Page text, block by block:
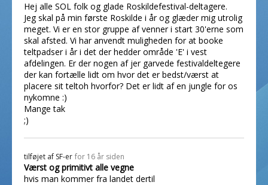
Hej alle SOL folk og glade Roskildefestival-deltagere.
Jeg skal på min første Roskilde i år og glæder mig utrolig
meget. Vi er en stor gruppe af venner i start 30'erne som
skal afsted. Vi har anvendt muligheden for at booke
teltpadser i år i det der hedder område 'E' i vest
afdelingen. Er der nogen af jer garvede festivaldeltegere
der kan fortælle lidt om hvor det er bedst/værst at
placere sit teltoh hvorfor? Det er lidt af en jungle for os
nykomne :)
Mange tak
;)
tilføjet af SF-er for 16 år siden
Værst og primitivt alle vegne
hvis man kommer fra landet dertil